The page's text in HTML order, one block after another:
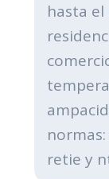
hasta
retie y